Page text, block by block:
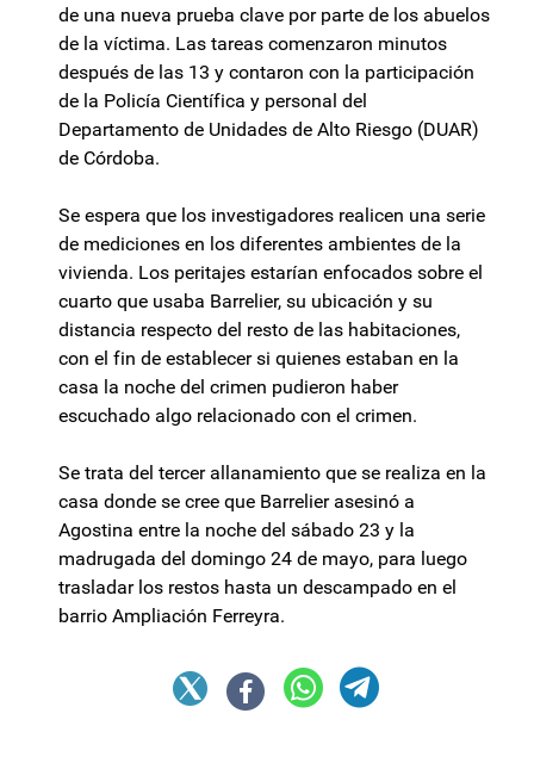
de una nueva prueba clave por parte de los abuelos
de la víctima. Las tareas comenzaron minutos
después de las 13 y contaron con la participación
de la Policía Científica y personal del
Departamento de Unidades de Alto Riesgo (DUAR)
de Córdoba.
Se espera que los investigadores realicen una serie
de mediciones en los diferentes ambientes de la
vivienda. Los peritajes estarían enfocados sobre el
cuarto que usaba Barrelier, su ubicación y su
distancia respecto del resto de las habitaciones,
con el fin de establecer si quienes estaban en la
casa la noche del crimen pudieron haber
escuchado algo relacionado con el crimen.
Se trata del tercer allanamiento que se realiza en la
casa donde se cree que Barrelier asesinó a
Agostina entre la noche del sábado 23 y la
madrugada del domingo 24 de mayo, para luego
trasladar los restos hasta un descampado en el
barrio Ampliación Ferreyra.